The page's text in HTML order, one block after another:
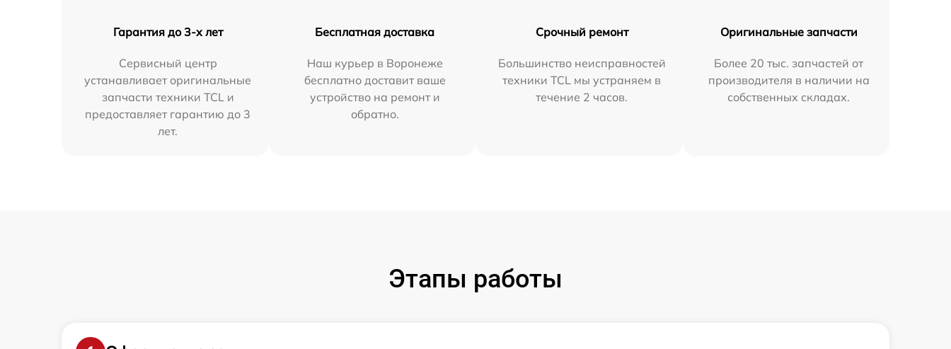
Гарантия до 3-х лет
Сервисный центр
устанавливает оригинальные
запчасти техники TCL и
предоставляет гарантию до 3
лет.
Бесплатная доставка
Наш курьер в Воронеже
бесплатно доставит ваше
устройство на ремонт и
обратно.
Срочный ремонт
Большинство неисправностей
техники TCL мы устраняем в
течение 2 часов.
Оригинальные запчасти
Более 20 тыс. запчастей от
производителя в наличии на
собственных складах.
Этапы работы